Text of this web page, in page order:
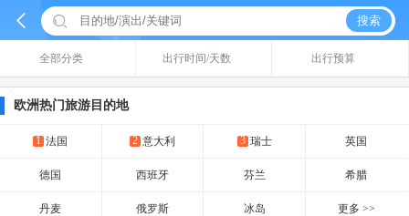
  搜索
全部分类 出行时间/天数 出行预算
欧洲热门旅游目的地
1 法国 2 意大利 3 瑞士 英国
德国 西班牙 芬兰 希腊
丹麦 俄罗斯 冰岛 更多 >>